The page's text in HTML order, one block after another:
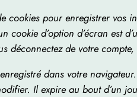
pour enregistrer vos
cookie d’option d’écran est
déconnectez de votre
dans votre
Il expire au bout d’un